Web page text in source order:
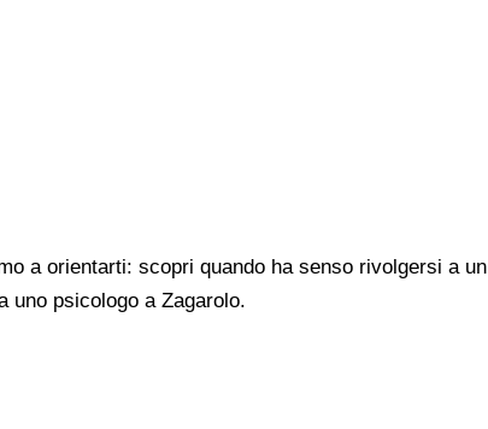
a orientarti: scopri quando ha senso rivolgersi a un
uno psicologo a Zagarolo.